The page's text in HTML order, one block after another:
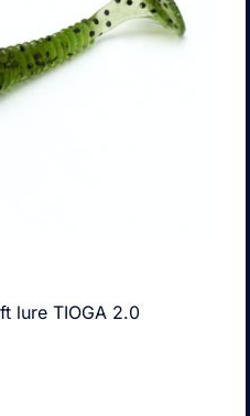
lure TIOGA 2.0